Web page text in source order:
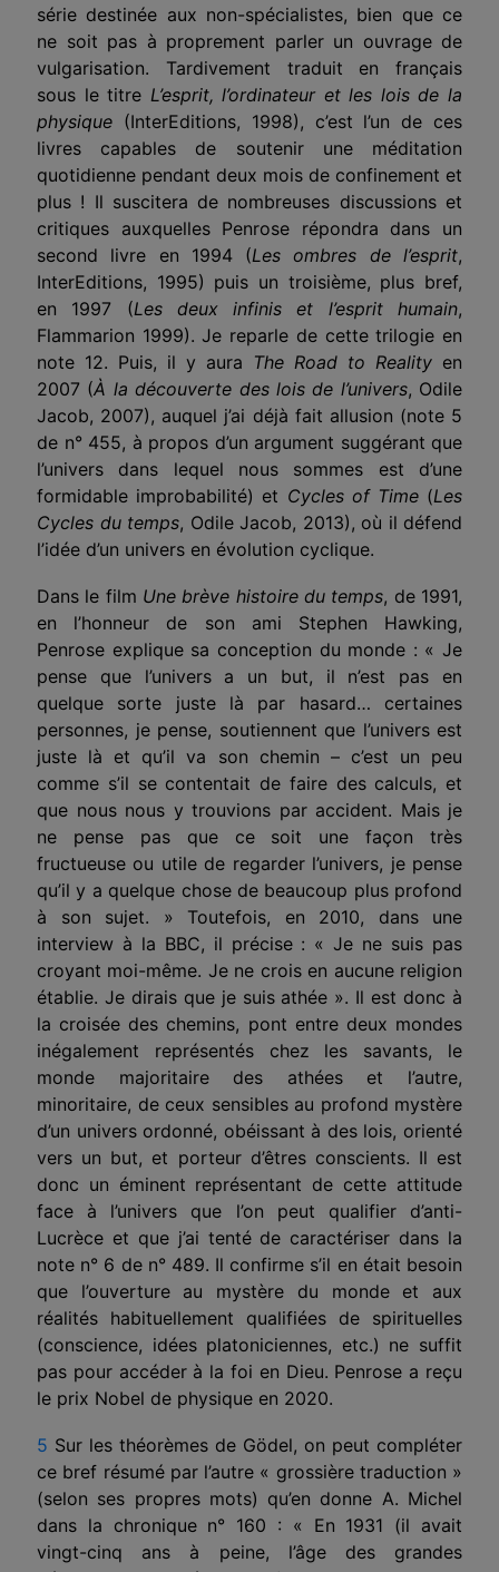
série destinée aux non-spécialistes, bien que ce
ne soit pas à proprement parler un ouvrage de
vulgarisation. Tardivement traduit en français
sous le titre L’esprit, l’ordinateur et les lois de la
physique (InterEditions, 1998), c’est l’un de ces
livres capables de soutenir une méditation
quotidienne pendant deux mois de confinement et
plus ! Il suscitera de nombreuses discussions et
critiques auxquelles Penrose répondra dans un
second livre en 1994 (Les ombres de l’esprit,
InterEditions, 1995) puis un troisième, plus bref,
en 1997 (Les deux infinis et l’esprit humain,
Flammarion 1999). Je reparle de cette trilogie en
note 12. Puis, il y aura The Road to Reality en
2007 (À la découverte des lois de l’univers, Odile
Jacob, 2007), auquel j’ai déjà fait allusion (note 5
de n° 455, à propos d’un argument suggérant que
l’univers dans lequel nous sommes est d’une
formidable improbabilité) et Cycles of Time(Les
Cycles du temps, Odile Jacob, 2013), où il défend
l’idée d’un univers en évolution cyclique.
Dans le film Une brève histoire du temps, de 1991,
en l’honneur de son ami Stephen Hawking,
Penrose explique sa conception du monde : « Je
pense que l’univers a un but, il n’est pas en
quelque sorte juste là par hasard… certaines
personnes, je pense, soutiennent que l’univers est
juste là et qu’il va son chemin – c’est un peu
comme s’il se contentait de faire des calculs, et
que nous nous y trouvions par accident. Mais je
ne pense pas que ce soit une façon très
fructueuse ou utile de regarder l’univers, je pense
qu’il y a quelque chose de beaucoup plus profond
à son sujet. » Toutefois, en 2010, dans une
interview à la BBC, il précise : « Je ne suis pas
croyant moi-même. Je ne crois en aucune religion
établie. Je dirais que je suis athée ». Il est donc à
la croisée des chemins, pont entre deux mondes
inégalement représentés chez les savants, le
monde majoritaire des athées et l’autre,
minoritaire, de ceux sensibles au profond mystère
d’un univers ordonné, obéissant à des lois, orienté
vers un but, et porteur d’êtres conscients. Il est
donc un éminent représentant de cette attitude
face à l’univers que l’on peut qualifier d’anti-
Lucrèce et que j’ai tenté de caractériser dans la
note n° 6 de n° 489. Il confirme s’il en était besoin
que l’ouverture au mystère du monde et aux
réalités habituellement qualifiées de spirituelles
(conscience, idées platoniciennes, etc.) ne suffit
pas pour accéder à la foi en Dieu. Penrose a reçu
le prix Nobel de physique en 2020.
5 Sur les théorèmes de Gödel, on peut compléter
ce bref résumé par l’autre « grossière traduction »
(selon ses propres mots) qu’en donne A. Michel
dans la chronique n° 160 : « En 1931 (il avait
vingt-cinq ans à peine, l’âge des grandes